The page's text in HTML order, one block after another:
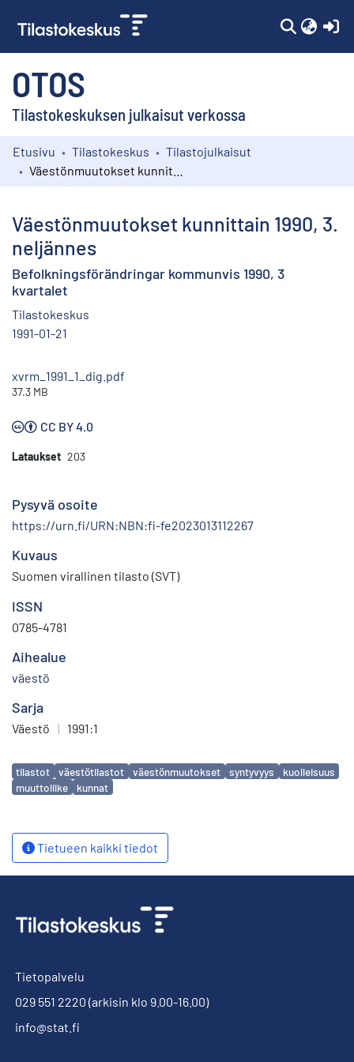
OTOS
Tilastokeskuksen julkaisut verkossa
Kokoelmat
Etusivu Tilastokeskus
Tilastojulkaisut
Väestönmuutokset kunnittain 1990, 3.
neljännes
Befolkningsförändringar kommunvis 1990, 3
kvartalet
Tilastokeskus
1991-01-21
xvrm_1991_1_dig.pdf
37.3 MB
CC BY 4.0
Lataukset 203
Pysyvä osoite
https://urn.fi/URN:NBN:fi-fe2023013112267
Kuvaus
Suomen virallinen tilasto (SVT)
ISSN
0785-4781
Aihealue
väestö
Sarja
Väestö | 1991:1
Avainsanat
tilastot väestötilastot väestönmuutokset syntyvyys
kuolleisuus
muuttoliike
kunnat
Tietueen kaikki tiedot
Tietopalvelu
029 551 2220 (arkisin klo 9.00-16.00)
info@stat.fi